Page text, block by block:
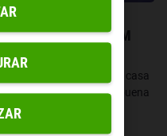
O EL SOFÁ? STEAM
cualquier rincón de tu casa
en las que te buena